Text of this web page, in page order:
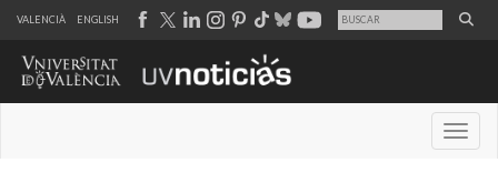
VALENCIÀ ENGLISH